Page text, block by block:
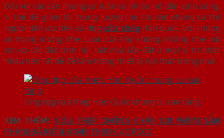
Đối với các căn chung cư luôn có nhiều hộ dân sinh sống,
vì thế để giảm tải trọng lượng cho các căn chung cư thì
người dân ưu tiên sử dụng cửa thép Hàn quốc, bởi chúng
có trọng lượng nhẹ. Loại cửa này không những nhẹ mà
còn có các đặc tính nổi bật như lắp đặt ở mọi vị trí khác
nhau nên rất dễ để làm trang thiết bị nội thất trong nhà.
Ứng dụng cửa thép Hàn Quốc chung cư cao tầng
XEM THÊM: [CỬA THÉP CHỐNG CHÁY 120 PHÚT] SẢN
PHẨM ĐÃ KIỂM ĐỊNH THEO CỤC PCCC